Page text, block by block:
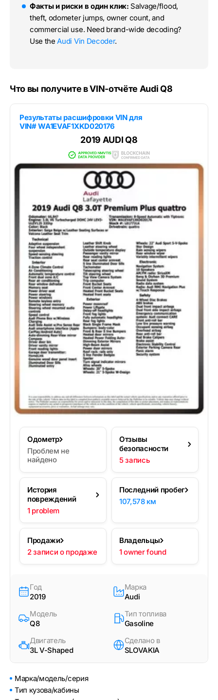
Факты и риски в один клик: Salvage/flood,
theft, odometer jumps, owner count, and
commercial use. Need brand-wide decoding?
Use theAudi Vin Decoder.
Что вы получите в VIN-отчёте Audi Q8
Результаты расшифровки VIN для
VIN# WA1EVAF1XKD020176
2019 AUDI Q8
Одометр
Проблем не
найдено
Отзывы
безопасности
5 запись
История
повреждений
1 problem
Последний пробег
107,578 км
Продажи
2 записи о продаже
Владельцы
1 owner found
Год
2019
Марка
Audi
Модель
Q8
Тип топлива
Gasoline
Двигатель
3L V-Shaped
Сделано в
SLOVAKIA
Марка/модель/серия
Тип кузова/кабины